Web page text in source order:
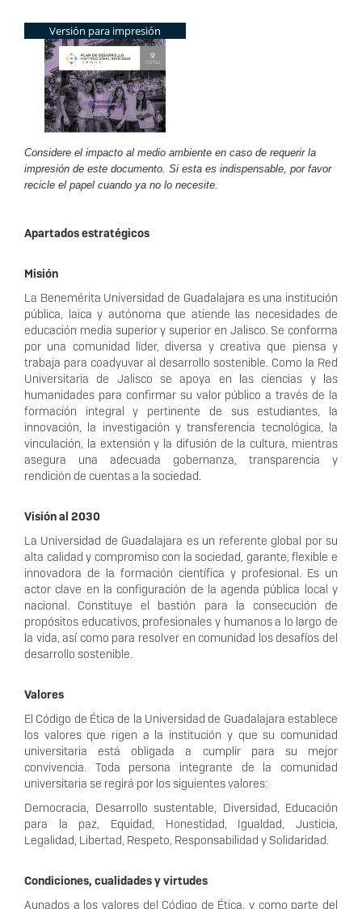
Versión para impresión
Considere el impacto al medio ambiente en caso de requerir la
impresión de este documento. Si esta es indispensable, por favor
recicle el papel cuando ya no lo necesite.
Apartados estratégicos
Misión
La Benemérita Universidad de Guadalajara es una institución
pública, laica y autónoma que atiende las necesidades de
educación media superior y superior en Jalisco. Se conforma
por una comunidad líder, diversa y creativa que piensa y
trabaja para coadyuvar al desarrollo sostenible. Como la Red
Universitaria de Jalisco se apoya en las ciencias y las
humanidades para confirmar su valor público a través de la
formación integral y pertinente de sus estudiantes, la
innovación, la investigación y transferencia tecnológica, la
vinculación, la extensión y la difusión de la cultura, mientras
asegura una adecuada gobernanza, transparencia y
rendición de cuentas a la sociedad.
Visión al 2030
La Universidad de Guadalajara es un referente global por su
alta calidad y compromiso con la sociedad, garante, flexible e
innovadora de la formación científica y profesional. Es un
actor clave en la configuración de la agenda pública local y
nacional. Constituye el bastión para la consecución de
propósitos educativos, profesionales y humanos a lo largo de
la vida, así como para resolver en comunidad los desafíos del
desarrollo sostenible.
Valores
El Código de Ética de la Universidad de Guadalajara establece
los valores que rigen a la institución y que su comunidad
universitaria está obligada a cumplir para su mejor
convivencia. Toda persona integrante de la comunidad
universitaria se regirá por los siguientes valores:
Democracia, Desarrollo sustentable, Diversidad, Educación
para la paz, Equidad, Honestidad, Igualdad, Justicia,
Legalidad, Libertad, Respeto, Responsabilidad y Solidaridad.
Condiciones, cualidades y virtudes
Aunados a los valores del Código de Ética, y como parte del